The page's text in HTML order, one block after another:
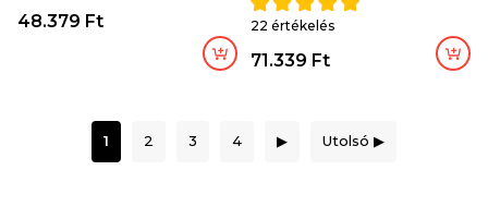
48.379 Ft 22 értékelés
71.339 Ft
1 2 3 4 ▶ Utolsó ▶